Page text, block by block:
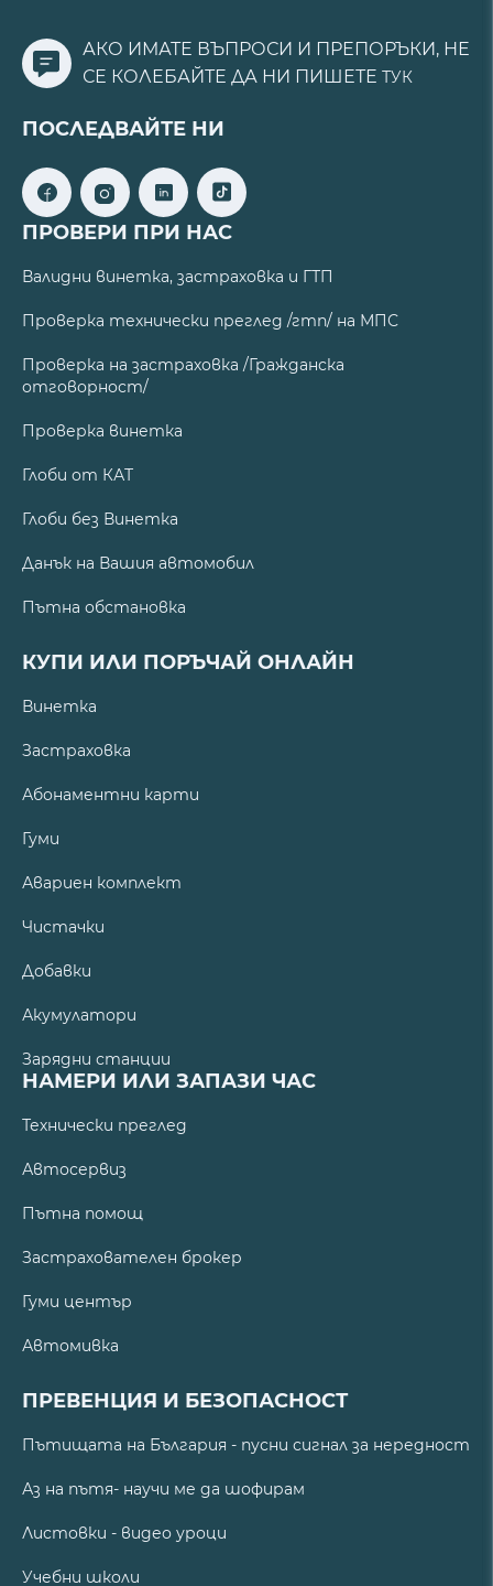
АКО ИМАТЕ ВЪПРОСИ И ПРЕПОРЪКИ, НЕ
СЕ КОЛЕБАЙТЕ ДА НИ ПИШЕТЕ ТУК
ПОСЛЕДВАЙТЕ НИ
ПРОВЕРИ ПРИ НАС
Валидни винетка, застраховка и ГТП
Проверка технически преглед /гтп/ на МПС
Проверка на застраховка /Гражданска
отговорност/
Проверка винетка
Глоби от КАТ
Глоби без Винетка
Данък на Вашия автомобил
Пътна обстановка
КУПИ ИЛИ ПОРЪЧАЙ ОНЛАЙН
Винетка
Застраховка
Абонаментни карти
Гуми
Авариен комплект
Чистачки
Добавки
Акумулатори
Зарядни станции
НАМЕРИ ИЛИ ЗАПАЗИ ЧАС
Технически преглед
Автосервиз
Пътна помощ
Застрахователен брокер
Гуми център
Автомивка
ПРЕВЕНЦИЯ И БЕЗОПАСНОСТ
Пътищата на България - пусни сигнал за нередност
Аз на пътя- научи ме да шофирам
Листовки - видео уроци
Учебни школи